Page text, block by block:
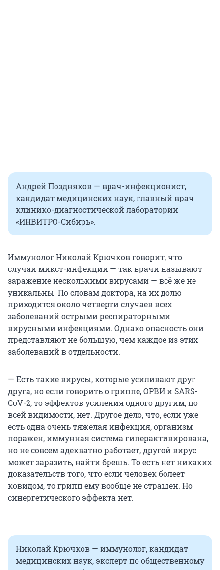
Андрей Поздняков — врач-инфекционист,
кандидат медицинских наук, главный врач
клинико-диагностической лаборатории
«ИНВИТРО-Сибирь».
Иммунолог Николай Крючков говорит, что
случаи микст-инфекции — так врачи называют
заражение несколькими вирусами — всё же не
уникальны. По словам доктора, на их долю
приходится около четверти случаев всех
заболеваний острыми респираторными
вирусными инфекциями. Однако опасность они
представляют не большую, чем каждое из этих
заболеваний в отдельности.
— Есть такие вирусы, которые усиливают друг
друга, но если говорить о гриппе, ОРВИ и SARS-
CoV-2, то эффектов усиления одного другим, по
всей видимости, нет. Другое дело, что, если уже
есть одна очень тяжелая инфекция, организм
поражен, иммунная система гиперактивирована,
но не совсем адекватно работает, другой вирус
может заразить, найти брешь. То есть нет никаких
доказательств того, что если человек болеет
ковидом, то грипп ему вообще не страшен. Но
синергетического эффекта нет.
Николай Крючков — иммунолог, кандидат
медицинских наук, эксперт по общественному